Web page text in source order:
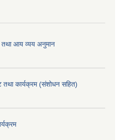
आय व्यय अनुमान
कार्यक्रम (संशोधन सहित)